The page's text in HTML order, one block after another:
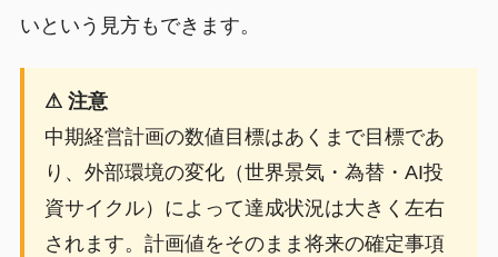
いという見方もできます。
⚠ 注意
中期経営計画の数値目標はあくまで目標であ
り、外部環境の変化（世界景気・為替・AI投
資サイクル）によって達成状況は大きく左右
されます。計画値をそのまま将来の確定事項